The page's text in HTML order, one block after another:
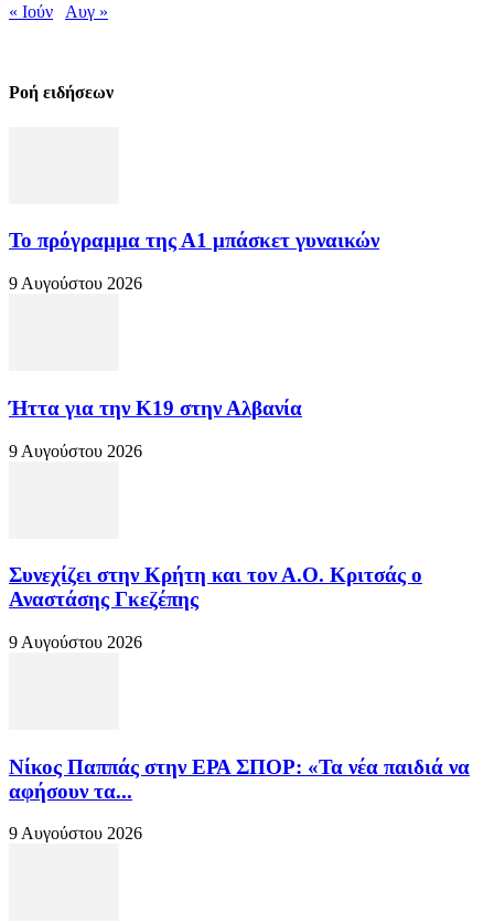
« Ιούν
Αυγ »
Ροή ειδήσεων
Το πρόγραμμα της Α1 μπάσκετ γυναικών
9 Αυγούστου 2026
Ήττα για την Κ19 στην Αλβανία
9 Αυγούστου 2026
Συνεχίζει στην Κρήτη και τον Α.Ο. Κριτσάς ο
Αναστάσης Γκεζέπης
9 Αυγούστου 2026
Νίκος Παππάς στην ΕΡΑ ΣΠΟΡ: «Τα νέα παιδιά να
αφήσουν τα...
9 Αυγούστου 2026